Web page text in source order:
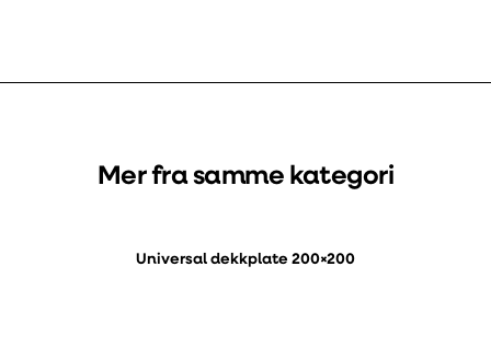
Mer fra samme kategori
Universal dekkplate 200×200